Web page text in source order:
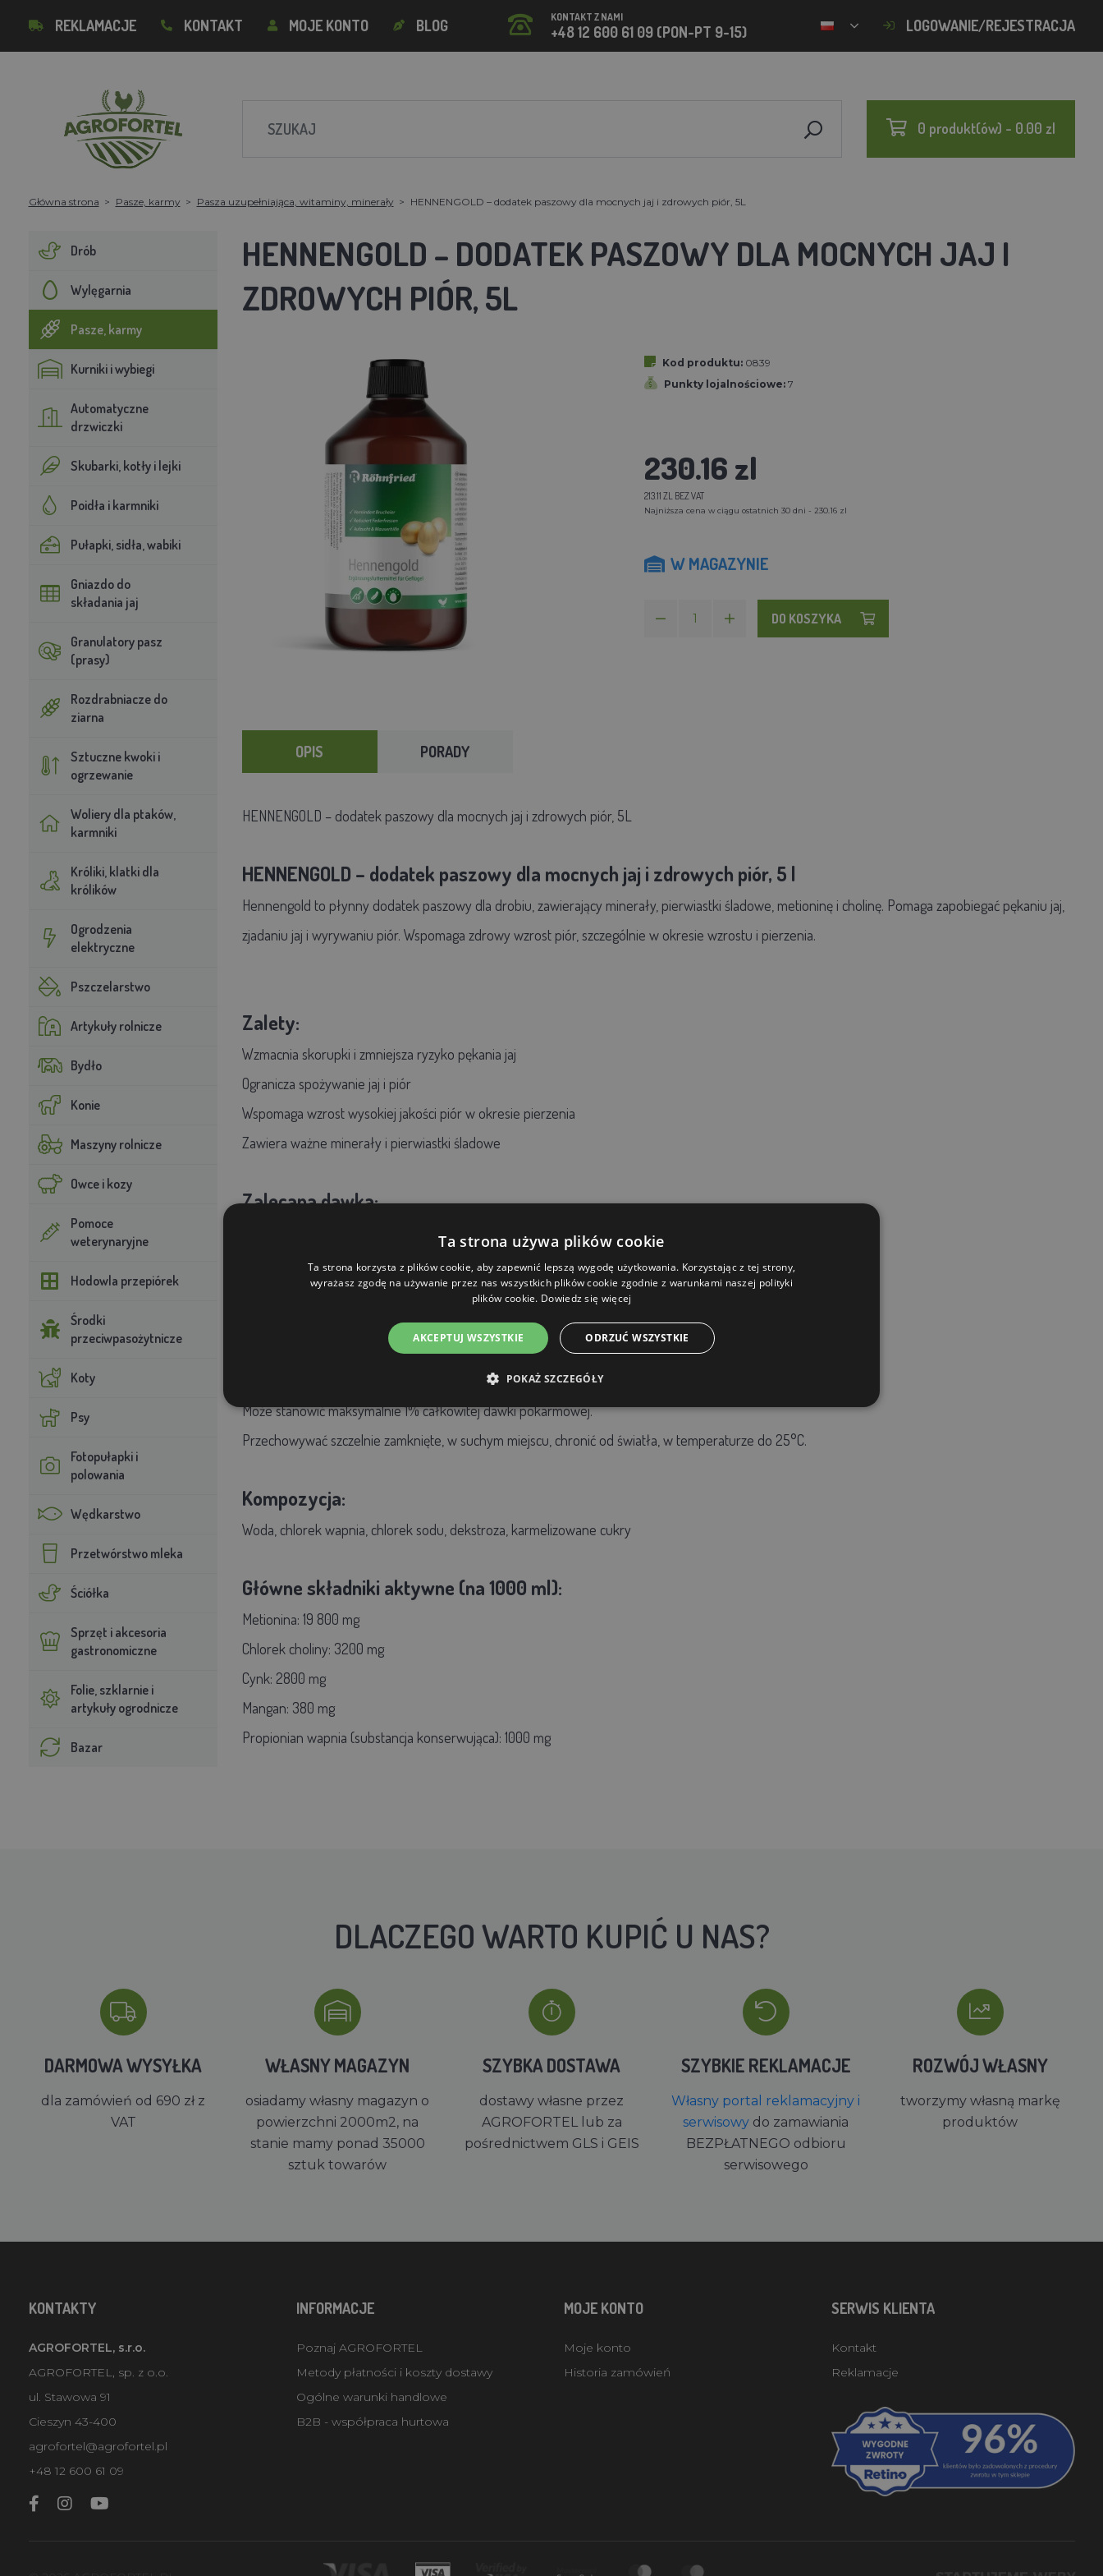
REKLAMACJE KONTAKT MOJE KONTO BLOG KONTAKT Z NAMI
+48 12 600 61 09 (PON-PT 9-15) LOGOWANIE/REJESTRACJA
0 produkt(ów) - 0.00 zl
Główna strona Pasze, karmy Pasza uzupełniająca, witaminy, minerały HENNENGOLD – dodatek paszowy dla mocnych jaj i zdrowych piór, 5L
Drób
Wylęgarnia
Pasze, karmy
Kurniki i wybiegi
Automatyczne
drzwiczki
Skubarki, kotły i lejki
Poidła i karmniki
Pułapki, sidła, wabiki
Gniazdo do
składania jaj
Granulatory pasz
(prasy)
Rozdrabniacze do
ziarna
Sztuczne kwoki i
ogrzewanie
Woliery dla ptaków,
karmniki
Króliki, klatki dla
królików
Ogrodzenia
elektryczne
Pszczelarstwo
Artykuły rolnicze
Bydło
Konie
Maszyny rolnicze
Owce i kozy
Pomoce
weterynaryjne
Hodowla przepiórek
Środki
przeciwpasożytnicze
Koty
Psy
Fotopułapki i
polowania
Wędkarstwo
Przetwórstwo mleka
Ściółka
Sprzęt i akcesoria
gastronomiczne
Folie, szklarnie i
artykuły ogrodnicze
Bazar
HENNENGOLD – DODATEK PASZOWY DLA MOCNYCH JAJ I
ZDROWYCH PIÓR, 5L
Kod produktu: 0839
Punkty lojalnościowe: 7
230.16 zl
213.11 ZL BEZ VAT
Najniższa cena w ciągu ostatnich 30 dni - 230.16 zl
W MAGAZYNIE
DO KOSZYKA
OPIS PORADY
HENNENGOLD – dodatek paszowy dla mocnych jaj i zdrowych piór, 5L
HENNENGOLD – dodatek paszowy dla mocnych jaj i zdrowych piór, 5 l
Hennengold to płynny dodatek paszowy dla drobiu, zawierający minerały, pierwiastki śladowe, metioninę i cholinę. Pomaga zapobiegać pękaniu jaj,
zjadaniu jaj i wyrywaniu piór. Wspomaga zdrowy wzrost piór, szczególnie w okresie wzrostu i pierzenia.
Zalety:
Wzmacnia skorupki i zmniejsza ryzyko pękania jaj
Ogranicza spożywanie jaj i piór
Wspomaga wzrost wysokiej jakości piór w okresie pierzenia
Zawiera ważne minerały i pierwiastki śladowe
Zalecana dawka:
W przypadku problemów z jajami lub objawów niedoboru: codziennie przez co najmniej 3 tygodnie
W okresie rozrodu i pierzenia: 2x w tygodniu
Może stanowić maksymalnie 1% całkowitej dawki pokarmowej.
Przechowywać szczelnie zamknięte, w suchym miejscu, chronić od światła, w temperaturze do 25°C.
Kompozycja:
Woda, chlorek wapnia, chlorek sodu, dekstroza, karmelizowane cukry
Główne składniki aktywne (na 1000 ml):
Metionina: 19 800 mg
Chlorek choliny: 3200 mg
Cynk: 2800 mg
Mangan: 380 mg
Propionian wapnia (substancja konserwująca): 1000 mg
DLACZEGO WARTO KUPIĆ U NAS?
DARMOWA WYSYŁKA
dla zamówień od 690 zł z
VAT
WŁASNY MAGAZYN
osiadamy własny magazyn o
powierzchni 2000m2, na
stanie mamy ponad 35000
sztuk towarów
SZYBKA DOSTAWA
dostawy własne przez
AGROFORTEL lub za
pośrednictwem GLS i GEIS
SZYBKIE REKLAMACJE
Własny portal reklamacyjny i
serwisowy do zamawiania
BEZPŁATNEGO odbioru
serwisowego
ROZWÓJ WŁASNY
tworzymy własną markę
produktów
KONTAKTY
AGROFORTEL, s.r.o.
AGROFORTEL, sp. z o.o.
ul. Stawowa 91
Cieszyn 43-400
agrofortel@agrofortel.pl
+48 12 600 61 09
INFORMACJE
Poznaj AGROFORTEL
Metody płatności i koszty dostawy
Ogólne warunki handlowe
B2B - współpraca hurtowa
MOJE KONTO
Moje konto
Historia zamówień
SERWIS KLIENTA
Kontakt
Reklamacje
Ta strona używa plików cookie
Ta strona korzysta z plików cookie, aby zapewnić lepszą wygodę użytkowania. Korzystając z tej strony,
wyrażasz zgodę na używanie przez nas wszystkich plików cookie zgodnie z warunkami naszej polityki
plików cookie. Dowiedz się więcej
AKCEPTUJ WSZYSTKIE ODRZUĆ WSZYSTKIE
POKAŻ SZCZEGÓŁY